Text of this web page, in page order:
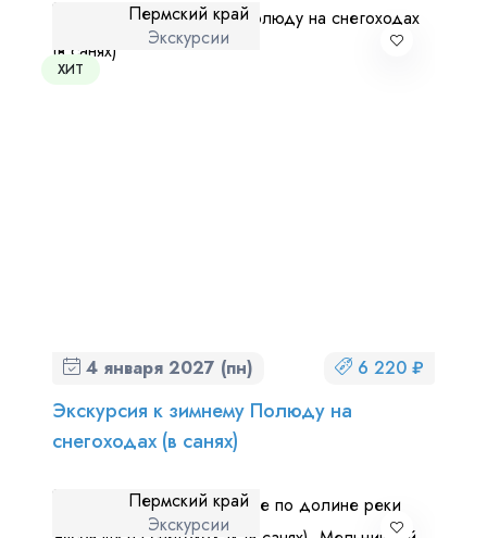
ХИТ
Пермский край
Экскурсии
4 января 2027 (пн) 6 220 ₽
Экскурсия к зимнему Полюду на
снегоходах (в санях)
Пермский край
Экскурсии